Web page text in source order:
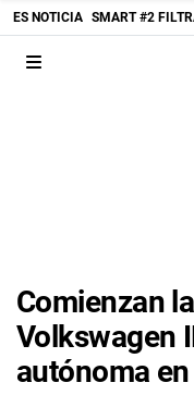
ES NOTICIA SMART #2
Comienzan
Volkswagen
autónoma